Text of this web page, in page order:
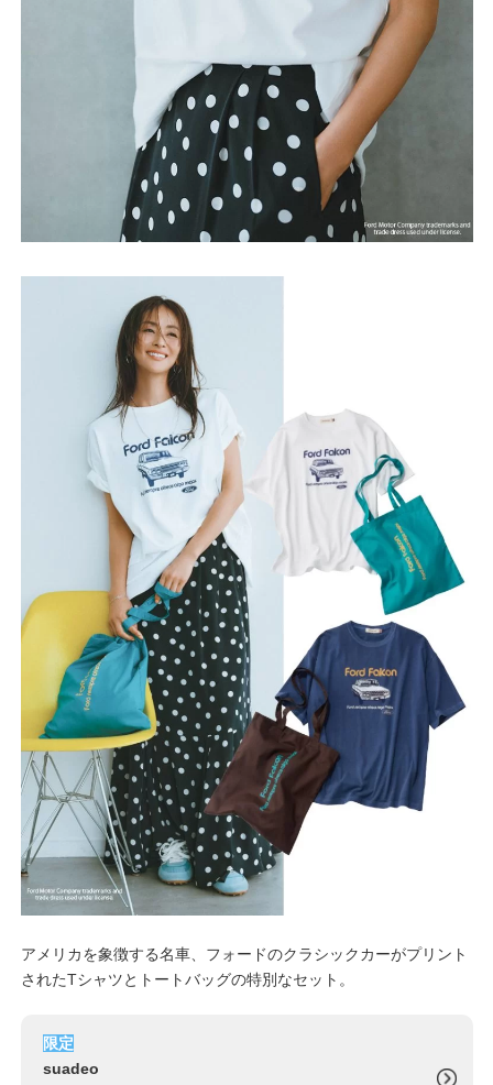
アメリカを象徴する名車、フォードのクラシックカーがプリント
されたTシャツとトートバッグの特別なセット。
限定
suadeo